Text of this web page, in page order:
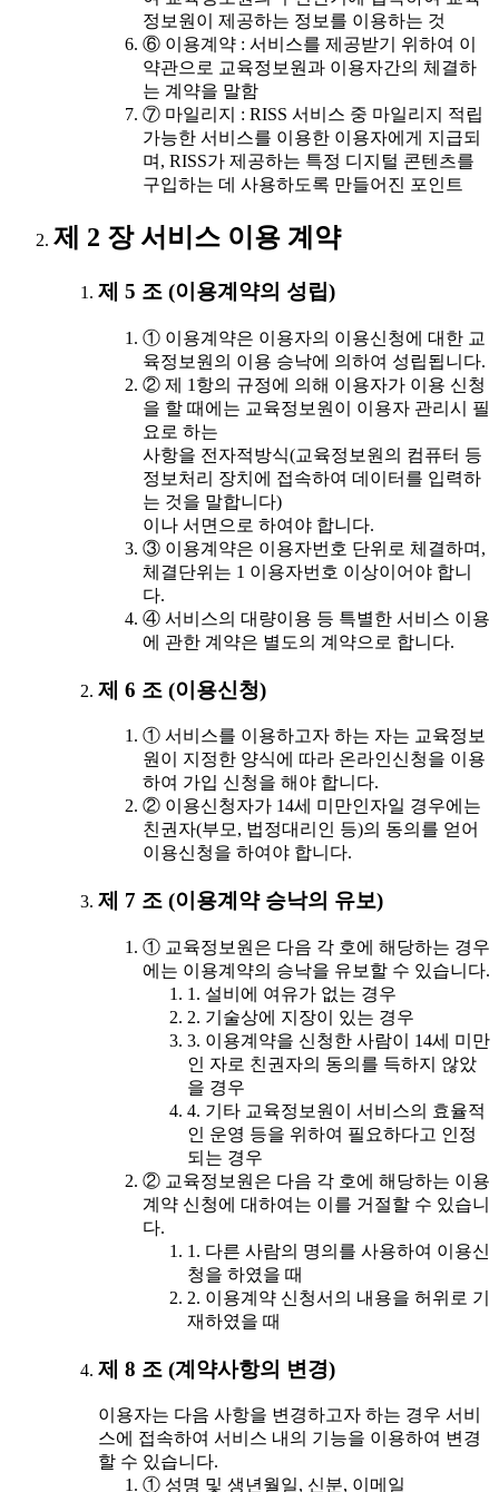
정보원이 제공하는 정보를 이용하는 것
⑥ 이용계약 : 서비스를 제공받기 위하여 이
약관으로 교육정보원과 이용자간의 체결하
는 계약을 말함
⑦ 마일리지 : RISS 서비스 중 마일리지 적립
가능한 서비스를 이용한 이용자에게 지급되
며, RISS가 제공하는 특정 디지털 콘텐츠를
구입하는 데 사용하도록 만들어진 포인트
제 2 장 서비스 이용 계약
제 5 조 (이용계약의 성립)
① 이용계약은 이용자의 이용신청에 대한 교
육정보원의 이용 승낙에 의하여 성립됩니다.
② 제 1항의 규정에 의해 이용자가 이용 신청
을 할 때에는 교육정보원이 이용자 관리시 필
요로 하는
사항을 전자적방식(교육정보원의 컴퓨터 등
정보처리 장치에 접속하여 데이터를 입력하
는 것을 말합니다)
이나 서면으로 하여야 합니다.
③ 이용계약은 이용자번호 단위로 체결하며,
체결단위는 1 이용자번호 이상이어야 합니
다.
④ 서비스의 대량이용 등 특별한 서비스 이용
에 관한 계약은 별도의 계약으로 합니다.
제 6 조 (이용신청)
① 서비스를 이용하고자 하는 자는 교육정보
원이 지정한 양식에 따라 온라인신청을 이용
하여 가입 신청을 해야 합니다.
② 이용신청자가 14세 미만인자일 경우에는
친권자(부모, 법정대리인 등)의 동의를 얻어
이용신청을 하여야 합니다.
제 7 조 (이용계약 승낙의 유보)
① 교육정보원은 다음 각 호에 해당하는 경우
에는 이용계약의 승낙을 유보할 수 있습니다.
1. 설비에 여유가 없는 경우
2. 기술상에 지장이 있는 경우
3. 이용계약을 신청한 사람이 14세 미만
인 자로 친권자의 동의를 득하지 않았
을 경우
4. 기타 교육정보원이 서비스의 효율적
인 운영 등을 위하여 필요하다고 인정
되는 경우
② 교육정보원은 다음 각 호에 해당하는 이용
계약 신청에 대하여는 이를 거절할 수 있습니
다.
1. 다른 사람의 명의를 사용하여 이용신
청을 하였을 때
2. 이용계약 신청서의 내용을 허위로 기
재하였을 때
제 8 조 (계약사항의 변경)
이용자는 다음 사항을 변경하고자 하는 경우 서비
스에 접속하여 서비스 내의 기능을 이용하여 변경
할 수 있습니다.
① 성명 및 생년월일, 신분, 이메일